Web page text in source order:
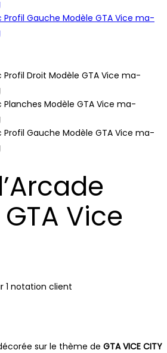
Vice
1 notation client
sur le thème de GTA VICE CITY